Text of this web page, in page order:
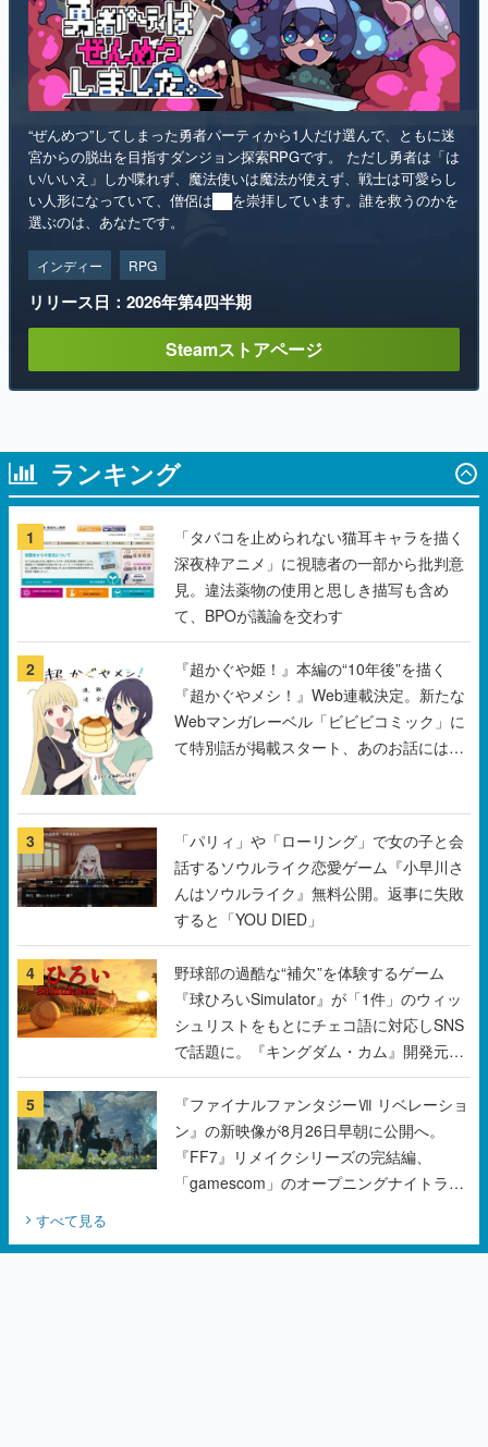
“ぜんめつ”してしまった勇者パーティから1人だけ選んで、ともに迷
宮からの脱出を目指すダンジョン探索RPGです。 ただし勇者は「は
い/いいえ」しか喋れず、魔法使いは魔法が使えず、戦士は可愛らし
い人形になっていて、僧侶は██を崇拝しています。誰を救うのかを
選ぶのは、あなたです。
インディー RPG
リリース日：2026年第4四半期
Steamストアページ
ランキング
1
「タバコを止められない猫耳キャラを描く
深夜枠アニメ」に視聴者の一部から批判意
見。違法薬物の使用と思しき描写も含め
て、BPOが議論を交わす
2
『超かぐや姫！』本編の“10年後”を描く
『超かぐやメシ！』Web連載決定。新たな
Webマンガレーベル「ビビビコミック」に
て特別話が掲載スタート、あのお話には…
3
「パリィ」や「ローリング」で女の子と会
話するソウルライク恋愛ゲーム『小早川さ
んはソウルライク』無料公開。返事に失敗
すると「YOU DIED」
4
野球部の過酷な“補欠”を体験するゲーム
『球ひろいSimulator』が「1件」のウィッ
シュリストをもとにチェコ語に対応しSNS
で話題に。『キングダム・カム』開発元や
チェコのプロ野球選手から称賛の声
5
『ファイナルファンタジーⅦ リベレーショ
ン』の新映像が8月26日早朝に公開へ。
『FF7』リメイクシリーズの完結編、
「gamescom」のオープニングナイトライ
すべて見る